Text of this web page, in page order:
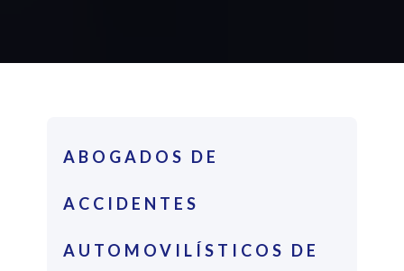
ABOGADOS DE
ACCIDENTES
AUTOMOVILÍSTICOS DE